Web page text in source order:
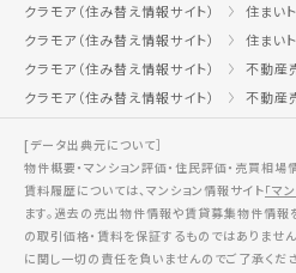
クラモア（住み替え情報サイト）
住まい
クラモア（住み替え情報サイト）
住まい
クラモア（住み替え情報サイト）
不動産
クラモア（住み替え情報サイト）
不動産
[データ出典元について］
物件概要・マンション評価・住民評価・売買相場
賃料履歴については、マンション情報サイト「マ
ます。過去の売出物件情報や賃貸募集物件情報
の取引価格・賃料を保証するものではありませ
に関し一切の責任を負いませんのでご了承くださ